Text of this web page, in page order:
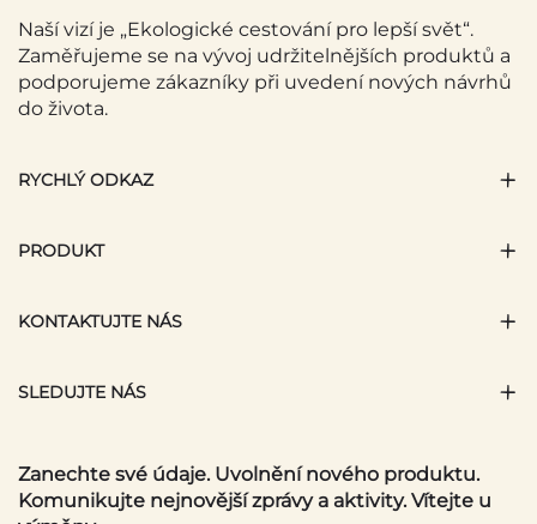
Naší vizí je „Ekologické cestování pro lepší svět“.
Zaměřujeme se na vývoj udržitelnějších produktů a
podporujeme zákazníky při uvedení nových návrhů
do života.
RYCHLÝ ODKAZ
PRODUKT
KONTAKTUJTE NÁS
SLEDUJTE NÁS
Zanechte své údaje. Uvolnění nového produktu.
Komunikujte nejnovější zprávy a aktivity. Vítejte u